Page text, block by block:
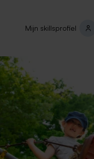
Mijn skillsprofiel